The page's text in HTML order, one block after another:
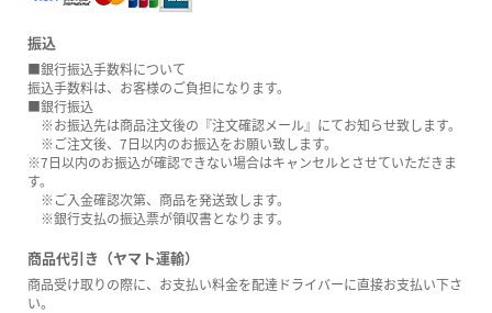
振込
■銀行振込手数料について
振込手数料は、お客様のご負担になります。
■銀行振込
※お振込先は商品注文後の『注文確認メール』にてお知らせ致します。
※ご注文後、7日以内のお振込をお願い致します。
※7日以内のお振込が確認できない場合はキャンセルとさせていただきま
す。
※ご入金確認次第、商品を発送致します。
※銀行支払の振込票が領収書となります。
商品代引き（ヤマト運輸）
商品受け取りの際に、お支払い料金を配達ドライバーに直接お支払い下さ
い。